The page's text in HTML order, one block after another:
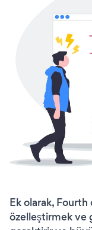
Ek olarak,
özelleştirmek ve